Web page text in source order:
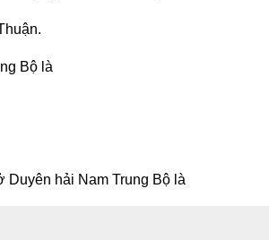
Bộ là
Duyên hải Nam Trung Bộ là